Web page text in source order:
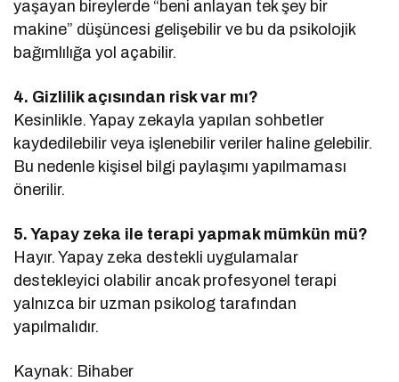
yaşayan bireylerde “beni anlayan tek şey bir
makine” düşüncesi gelişebilir ve bu da psikolojik
bağımlılığa yol açabilir.
4. Gizlilik açısından risk var mı?
Kesinlikle. Yapay zekayla yapılan sohbetler
kaydedilebilir veya işlenebilir veriler haline gelebilir.
Bu nedenle kişisel bilgi paylaşımı yapılmaması
önerilir.
5. Yapay zeka ile terapi yapmak mümkün mü?
Hayır. Yapay zeka destekli uygulamalar
destekleyici olabilir ancak profesyonel terapi
yalnızca bir uzman psikolog tarafından
yapılmalıdır.
Kaynak: Bihaber